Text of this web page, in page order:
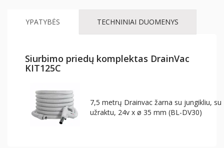
YPATYBĖS TECHNINIAI DUOMENYS
Siurbimo priedų komplektas DrainVac
KIT125C
7,5 metrų Drainvac žarna su jungikliu, su
užraktu, 24v x ø 35 mm (BL-DV30)